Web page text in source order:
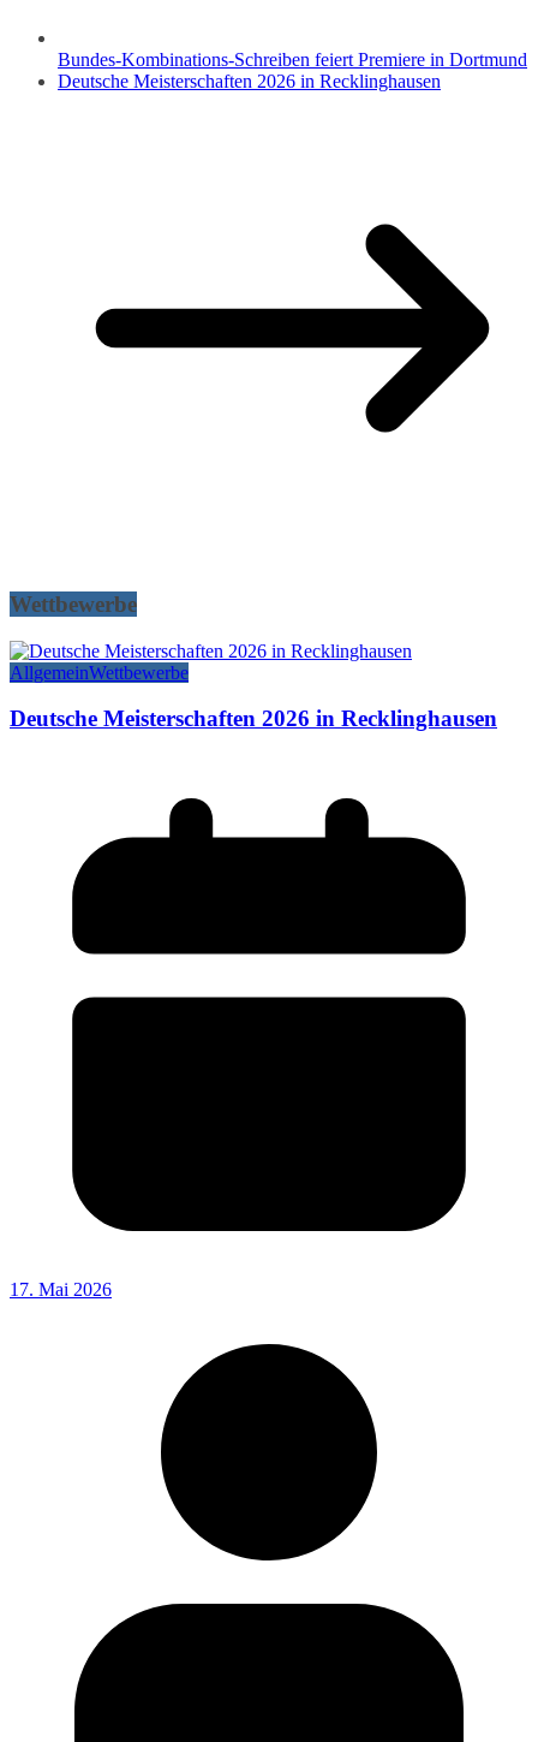
Bundes-Kombinations-Schreiben feiert Premiere in Dortmund
Deutsche Meisterschaften 2026 in Recklinghausen
Wettbewerbe
AllgemeinWettbewerbe
Deutsche Meisterschaften 2026 in Recklinghausen
17. Mai 2026